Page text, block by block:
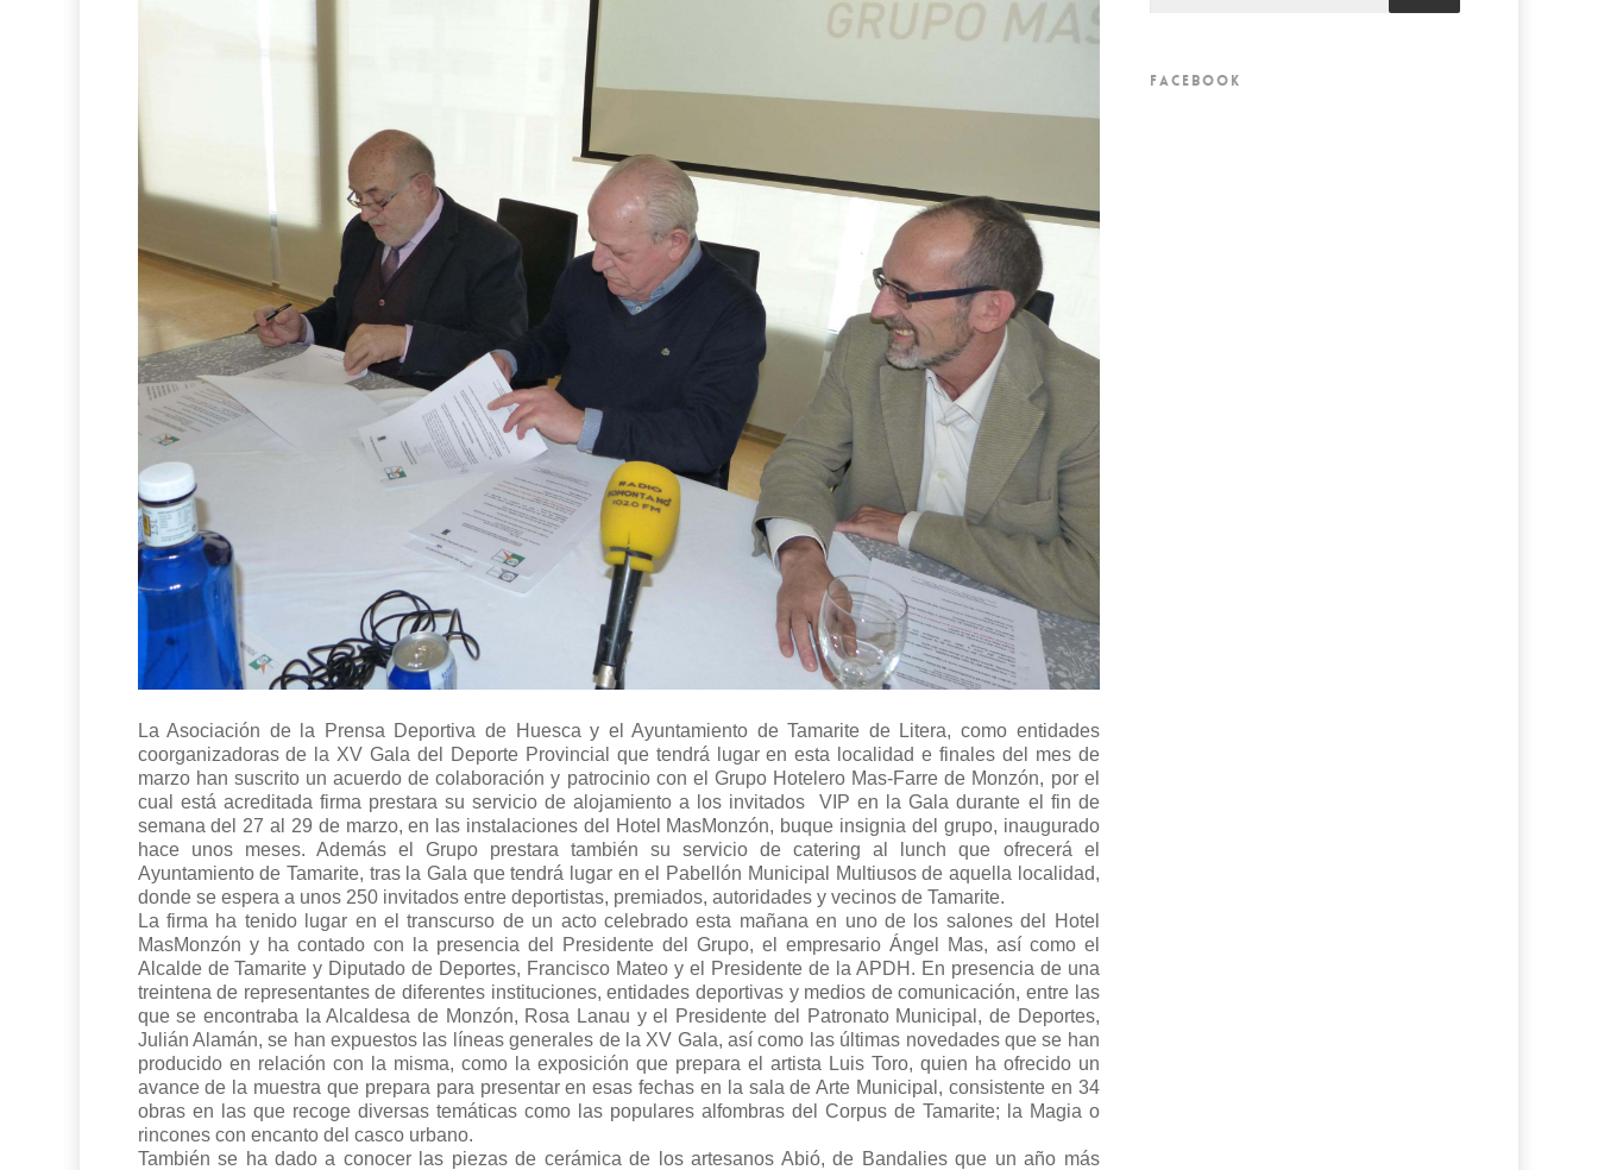
La Asociación de la Prensa Deportiva de Huesca y el Ayuntamiento de Tamarite de Litera, como entidades
coorganizadoras de la XV Gala del Deporte Provincial que tendrá lugar en esta localidad e finales del mes de
marzo han suscrito un acuerdo de colaboración y patrocinio con el Grupo Hotelero Mas-Farre de Monzón, por el
cual está acreditada firma prestara su servicio de alojamiento a los invitados VIP en la Gala durante el fin de
semana del 27 al 29 de marzo, en las instalaciones del Hotel MasMonzón, buque insignia del grupo, inaugurado
hace unos meses. Además el Grupo prestara también su servicio de catering al lunch que ofrecerá el
Ayuntamiento de Tamarite, tras la Gala que tendrá lugar en el Pabellón Municipal Multiusos de aquella localidad,
donde se espera a unos 250 invitados entre deportistas, premiados, autoridades y vecinos de Tamarite.
La firma ha tenido lugar en el transcurso de un acto celebrado esta mañana en uno de los salones del Hotel
MasMonzón y ha contado con la presencia del Presidente del Grupo, el empresario Ángel Mas, así como el
Alcalde de Tamarite y Diputado de Deportes, Francisco Mateo y el Presidente de la APDH. En presencia de una
treintena de representantes de diferentes instituciones, entidades deportivas y medios de comunicación, entre las
que se encontraba la Alcaldesa de Monzón, Rosa Lanau y el Presidente del Patronato Municipal, de Deportes,
Julián Alamán, se han expuestos las líneas generales de la XV Gala, así como las últimas novedades que se han
producido en relación con la misma, como la exposición que prepara el artista Luis Toro, quien ha ofrecido un
avance de la muestra que prepara para presentar en esas fechas en la sala de Arte Municipal, consistente en 34
obras en las que recoge diversas temáticas como las populares alfombras del Corpus de Tamarite; la Magia o
rincones con encanto del casco urbano.
También se ha dado a conocer las piezas de cerámica de los artesanos Abió, de Bandalies que un año más
FACEBOOK